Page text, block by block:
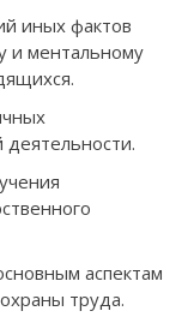
иных фактов
и ментальному
аспектам
труда.